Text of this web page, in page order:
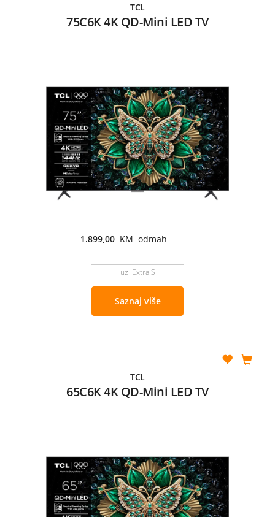
TCL
75C6K 4K QD-Mini LED TV
1.899,00 KM odmah
uz Extra S
Saznaj više
TCL
65C6K 4K QD-Mini LED TV